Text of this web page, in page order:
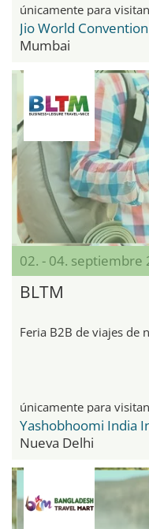
únicamente para
Jio World
Mumbai
02. - 04. septiembre
BLTM
Feria B2B de viajes de
únicamente para
Nueva Delhi